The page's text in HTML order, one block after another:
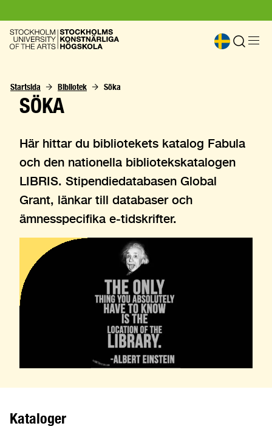
Startsida Bibliotek Söka
SÖKA
Här hittar du bibliotekets katalog Fabula
och den nationella bibliotekskatalogen
LIBRIS. Stipendiedatabasen Global
Grant, länkar till databaser och
ämnesspecifika e-tidskrifter.
Kataloger